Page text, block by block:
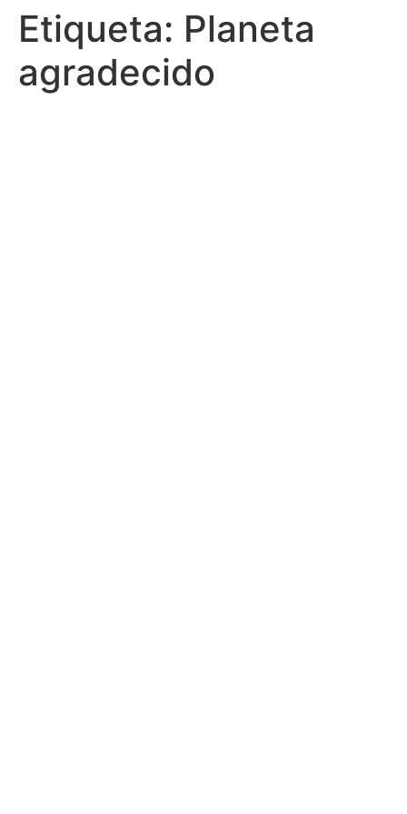
Etiqueta: Planeta
agradecido